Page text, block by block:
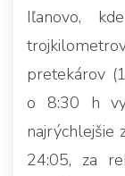
Iľanovo,
pretekárov
o 8:30 h
najrýchlejšie
24:05, za